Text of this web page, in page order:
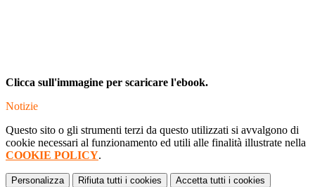
Clicca sull'immagine per scaricare l'ebook.
Notizie
Questo sito o gli strumenti terzi da questo utilizzati si avvalgono di
cookie necessari al funzionamento ed utili alle finalità illustrate nella
COOKIE POLICY.
Personalizza Rifiuta tutti i cookies Accetta tutti i cookies